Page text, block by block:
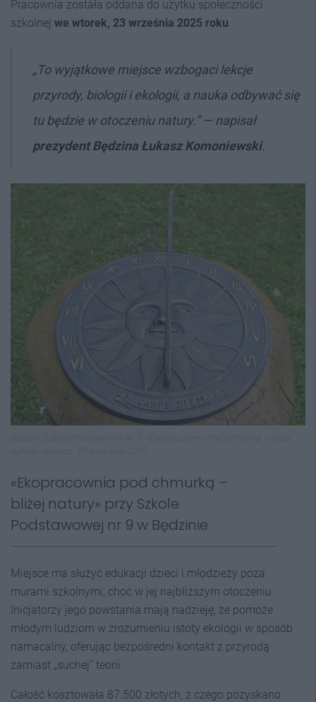
Pracownia została oddana do użytku społeczności
szkolnej we wtorek, 23 września 2025 roku.
„To wyjątkowe miejsce wzbogaci lekcje
przyrody, biologii i ekologii, a nauka odbywać się
tu będzie w otoczeniu natury.” — napisał
prezydent Będzina Łukasz Komoniewski.
«Ekopracownia pod chmurką –
bliżej natury» przy Szkole
Podstawowej nr 9 w Będzinie
Miejsce ma służyć edukacji dzieci i młodzieży poza
murami szkolnymi, choć w jej najbliższym otoczeniu.
Inicjatorzy jego powstania mają nadzieję, że pomoże
młodym ludziom w zrozumieniu istoty ekologii w sposób
namacalny, oferując bezpośredni kontakt z przyrodą
zamiast „suchej” teorii.
Całość kosztowała 87.500 złotych, z czego pozyskano